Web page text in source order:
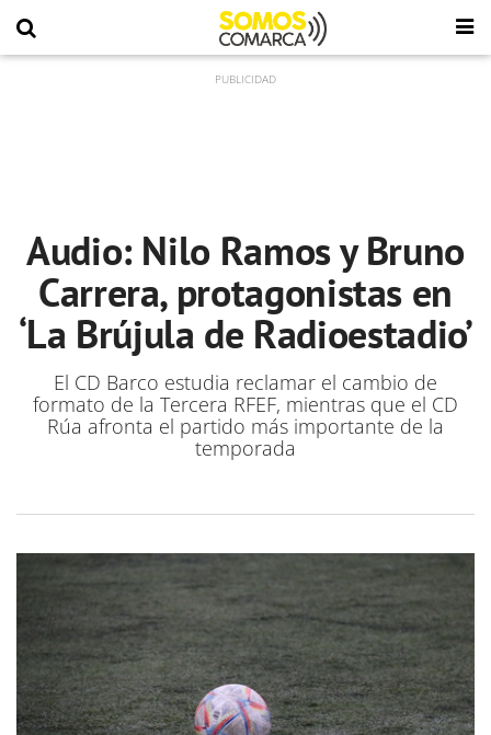
Audio: Nilo Ramos y Bruno
Carrera, protagonistas en
‘La Brújula de Radioestadio’
El CD Barco estudia reclamar el cambio de
formato de la Tercera RFEF, mientras que el CD
Rúa afronta el partido más importante de la
temporada